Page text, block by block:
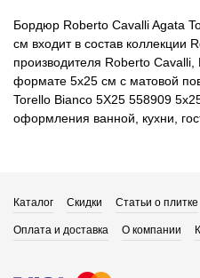
Бордюр Roberto Cavalli Agata
см входит в состав коллекции
производителя Roberto
формате 5x25 см с матовой
Torello Bianco 5X25 558909
оформления ванной, кухни,
Каталог Скидки Статьи о плитке
Оплата и доставка О компании